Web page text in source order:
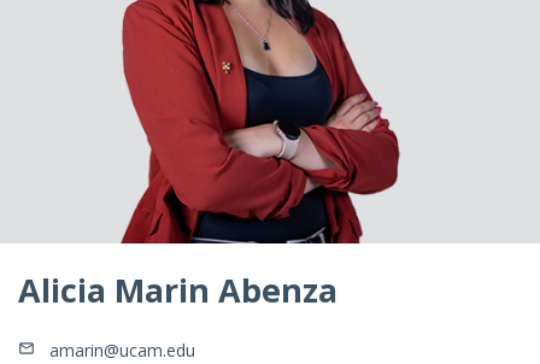
Alicia Marin Abenza
amarin@ucam.edu